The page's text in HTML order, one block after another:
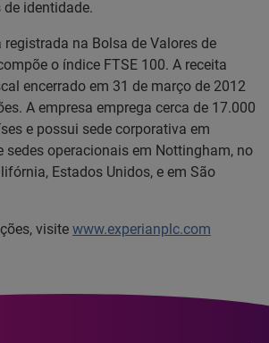
identidade.
registrada na Bolsa de Valores de
o índice FTSE 100. A receita
encerrado em 31 de março de 2012
A empresa emprega cerca de 17.000
e possui sede corporativa em
sedes operacionais em Nottingham, no
Estados Unidos, e em São
visite www.experianplc.com